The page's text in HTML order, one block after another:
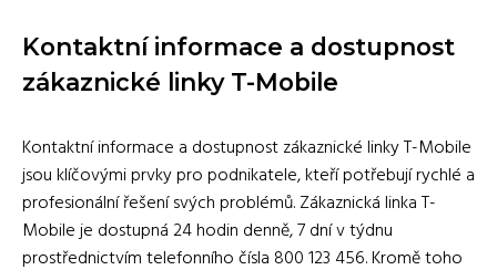
Kontaktní informace a dostupnost
zákaznické linky T-Mobile
Kontaktní informace a dostupnost zákaznické linky T-Mobile
jsou klíčovými prvky pro podnikatele, kteří potřebují rychlé a
profesionální řešení svých problémů. Zákaznická linka T-
Mobile je dostupná 24 hodin denně, 7 dní v týdnu
prostřednictvím telefonního čísla 800 123 456. Kromě toho